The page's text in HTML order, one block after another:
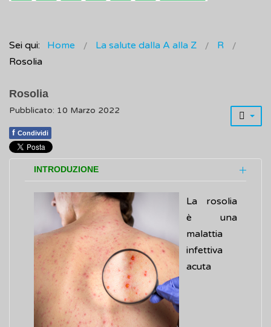
Sei qui: Home La salute dalla A alla Z
R
Rosolia
Rosolia
Pubblicato: 10 Marzo 2022
f Condividi
INTRODUZIONE
La rosolia
è una
malattia
infettiva
acuta